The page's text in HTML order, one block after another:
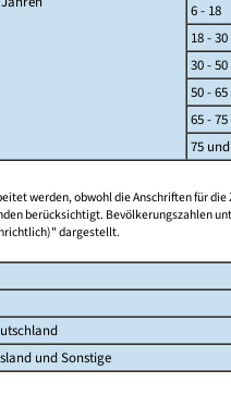
6 - 18
18 - 30
30 - 50
50 - 65
65 - 75
75
werden, obwohl die Anschriften für
berücksichtigt. Bevölkerungszahlen
dargestellt.
und Sonstige